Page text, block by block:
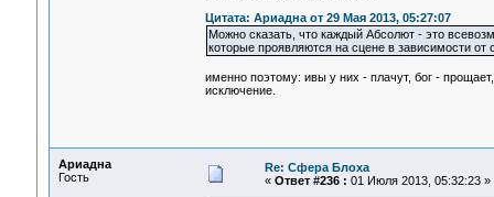
Цитата: Ариадна от 29 Мая 2013, 05:27:07
Можно сказать, что каждый Абсолют - это
которые проявляются на сцене в зависимости от
именно поэтому: ивы у них - плачут, бог -
исключение.
Ариадна
Гость
Re: Сфера Блоха
« Ответ #236 : 01 Июля 2013, 05:32:23 »